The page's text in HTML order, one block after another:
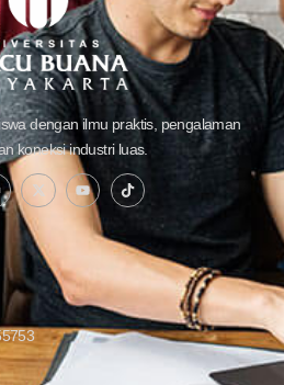
dengan ilmu praktis, pengalaman
koneksi industri luas.